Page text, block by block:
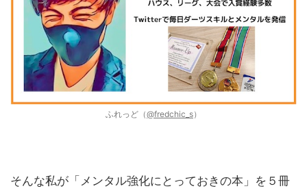
ふれっど（@fredchic_s）
そんな私が「メンタル強化にとっておきの本」を５冊